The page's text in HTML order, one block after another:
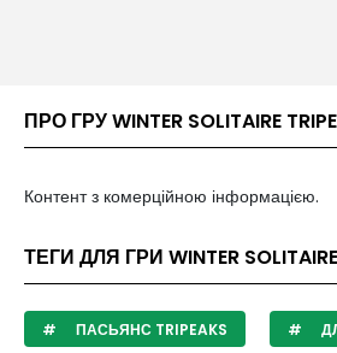
ПРО ГРУ WINTER SOLITAIRE
Контент з комерційною інформацією.
ТЕГИ ДЛЯ ГРИ WINTER SOLITAIRE
ПАСЬЯНС TRIPEAKS